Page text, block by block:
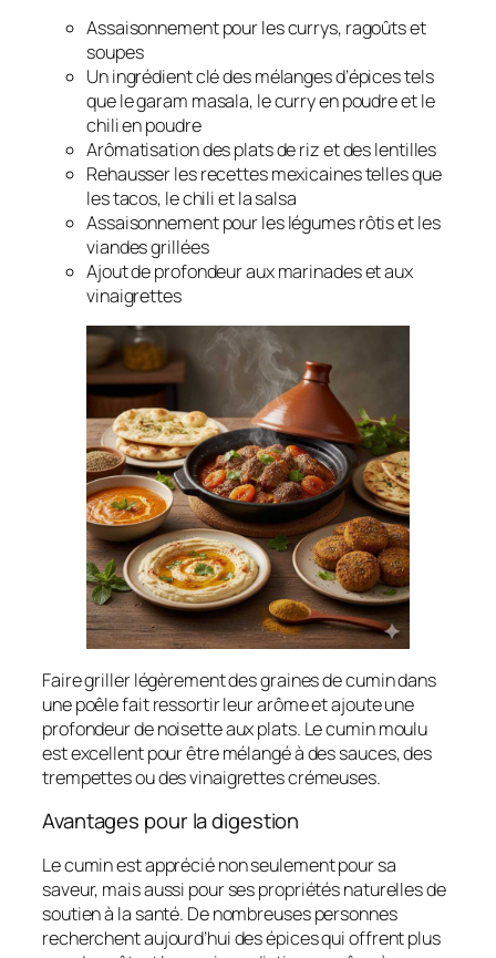
Assaisonnement pour les currys, ragoûts et
soupes
Un ingrédient clé des mélanges d’épices tels
que le garam masala, le curry en poudre et le
chili en poudre
Arômatisation des plats de riz et des lentilles
Rehausser les recettes mexicaines telles que
les tacos, le chili et la salsa
Assaisonnement pour les légumes rôtis et les
viandes grillées
Ajout de profondeur aux marinades et aux
vinaigrettes
Faire griller légèrement des graines de cumin dans
une poêle fait ressortir leur arôme et ajoute une
profondeur de noisette aux plats. Le cumin moulu
est excellent pour être mélangé à des sauces, des
trempettes ou des vinaigrettes crémeuses.
Avantages pour la digestion
Le cumin est apprécié non seulement pour sa
saveur, mais aussi pour ses propriétés naturelles de
soutien à la santé. De nombreuses personnes
recherchent aujourd’hui des épices qui offrent plus